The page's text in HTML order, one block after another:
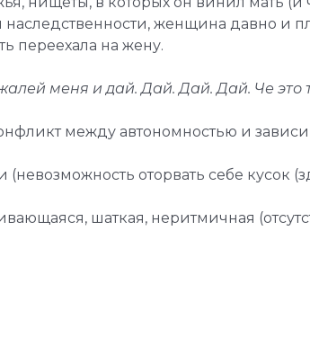
женщина давно и
переехала на жену.
меня и дай. Дай. Дай. Дай. Че это
между автономностью и
оторвать себе кусок
шаткая, неритмичная